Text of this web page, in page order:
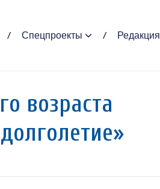
Спецпроекты Редакция
возраста